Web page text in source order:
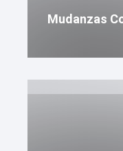
Mudanzas